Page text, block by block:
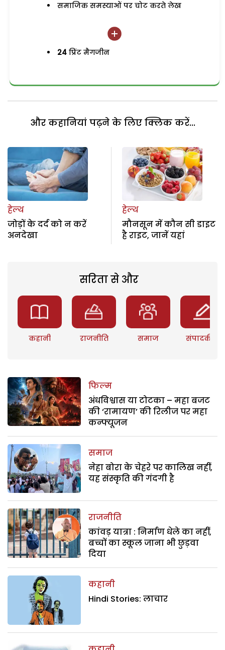
समाजिक समस्याओं पर चोट करते लेख
24 प्रिंट मैगजीन
और कहानियां पढ़ने के लिए क्लिक करें...
हेल्थ
जोड़ों के दर्द को न करें
अनदेखा
हेल्थ
मौनसून में कौन सी डाइट
है राइट, जानें यहां
सरिता से और
कहानी राजनीति समाज संपादकीय
फिल्म
अंधविश्वास या टोटका – महा बजट
की ‘रामायण’ की रिलीज पर महा
कन्फ्यूजन
समाज
नेहा बोरा के चेहरे पर कालिख नहीं,
यह संस्कृति की गंदगी है
राजनीति
कांवड़ यात्रा : निर्माण धेले का नहीं,
बच्चों का स्कूल जाना भी छुड़वा
दिया
कहानी
Hindi Stories: लाचार